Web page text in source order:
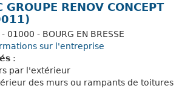
RENOV CONCEPT
01000 - BOURG EN BRESSE
sur l'entreprise
:
par l'extérieur
des murs ou rampants de toitures